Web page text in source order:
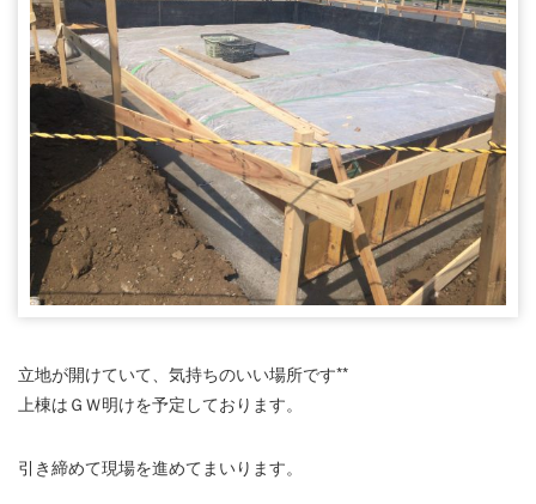
立地が開けていて、気持ちのいい場所です**
上棟はＧＷ明けを予定しております。
引き締めて現場を進めてまいります。